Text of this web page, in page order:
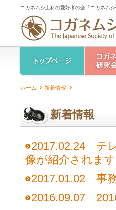
コガネムシ上科の愛好者の会「コガネム
幹事紹介
人情報保護
ホーム 新着情報
新着情報
2017.02.24 テ
像が紹介されます
2017.01.02 事
2016.09.07